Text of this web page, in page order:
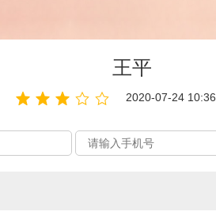
王平
2020-07-24 10:36